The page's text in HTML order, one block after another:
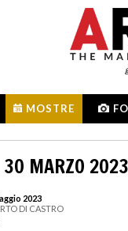
MOSTRE
30 MARZO 2023
2023
DI CASTRO